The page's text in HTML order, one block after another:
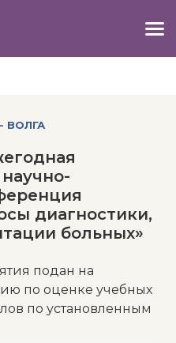
ВОЛГА
диагностики,
больных»
подан на
по оценке учебных
по установленным